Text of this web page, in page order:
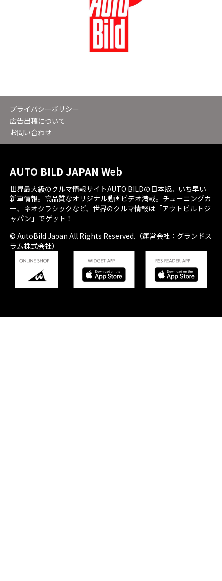
プライバシーポリシー
広告出稿について
お問い合わせ
AUTO BILD JAPAN Web
世界最大級のクルマ情報サイトAUTO BILDの日本版。いち早い
新車情報。高品質なオリジナル動画ビデオ満載。チューニングカ
ー、ネオクラシックなど、世界のクルマ情報は「アウトビルトジ
ャパン」でゲット！
© AutoBild Japan All Rights Reserved.（運営会社：グランドス
ラム株式会社）